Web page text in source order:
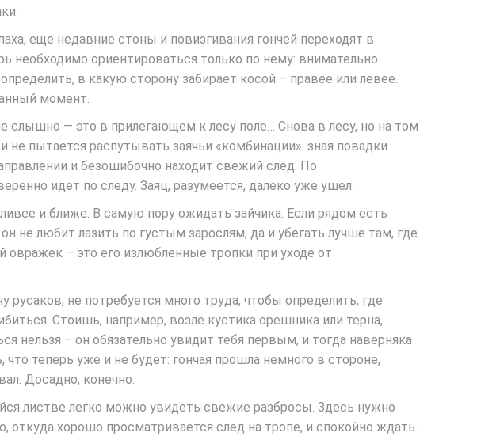
еще недавние стоны и повизгивания гончей переходят в
необходимо ориентироваться только по нему: внимательно
в какую сторону забирает косой – правее или левее.
момент.
слышно — это в прилегающем к лесу поле… Снова в лесу, но на том
не пытается распутывать заячьи «комбинации»: зная повадки
и безошибочно находит свежий след. По
идет по следу. Заяц, разумеется, далеко уже ушел.
и ближе. В самую пору ожидать зайчика. Если рядом есть
не любит лазить по густым зарослям, да и убегать лучше там, где
овражек – это его излюбленные тропки при уходе от
не потребуется много труда, чтобы определить, где
Стоишь, например, возле кустика орешника или терна,
– он обязательно увидит тебя первым, и тогда наверняка
теперь уже и не будет: гончая прошла немного в стороне,
Досадно, конечно.
листве легко можно увидеть свежие разбросы. Здесь нужно
хорошо просматривается след на тропе, и спокойно ждать.